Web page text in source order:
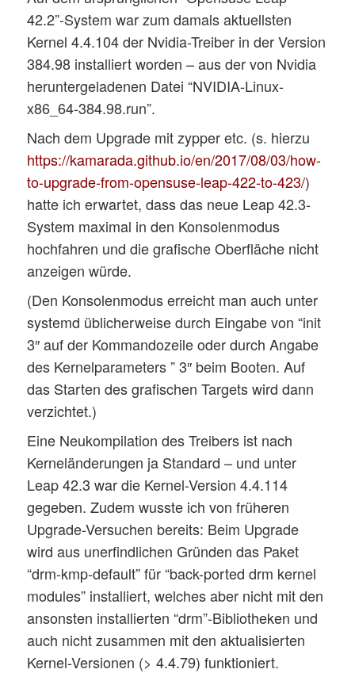
42.2”-System war zum damals aktuellsten
Kernel 4.4.104 der Nvidia-Treiber in der Version
384.98 installiert worden – aus der von Nvidia
heruntergeladenen Datei “NVIDIA-Linux-
x86_64-384.98.run”.
Nach dem Upgrade mit zypper etc. (s. hierzu
https://kamarada.github.io/en/2017/08/03/how-
to-upgrade-from-opensuse-leap-422-to-423/)
hatte ich erwartet, dass das neue Leap 42.3-
System maximal in den Konsolenmodus
hochfahren und die grafische Oberfläche nicht
anzeigen würde.
(Den Konsolenmodus erreicht man auch unter
systemd üblicherweise durch Eingabe von “init
3″ auf der Kommandozeile oder durch Angabe
des Kernelparameters ” 3″ beim Booten. Auf
das Starten des grafischen Targets wird dann
verzichtet.)
Eine Neukompilation des Treibers ist nach
Kerneländerungen ja Standard – und unter
Leap 42.3 war die Kernel-Version 4.4.114
gegeben. Zudem wusste ich von früheren
Upgrade-Versuchen bereits: Beim Upgrade
wird aus unerfindlichen Gründen das Paket
“drm-kmp-default” für “back-ported drm kernel
modules” installiert, welches aber nicht mit den
ansonsten installierten “drm”-Bibliotheken und
auch nicht zusammen mit den aktualisierten
Kernel-Versionen (> 4.4.79) funktioniert.